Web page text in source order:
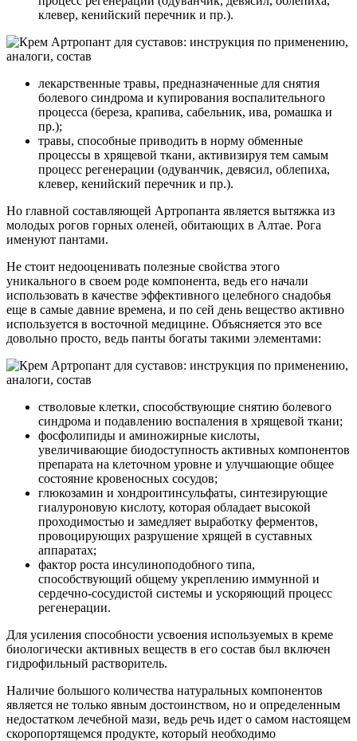
клевер, кенийский перечник и пр.).
лекарственные травы, предназначенные для снятия
болевого синдрома и купирования воспалительного
процесса (береза, крапива, сабельник, ива, ромашка и
пр.);
травы, способные приводить в норму обменные
процессы в хрящевой ткани, активизируя тем самым
процесс регенерации (одуванчик, девясил, облепиха,
клевер, кенийский перечник и пр.).
Но главной составляющей Артропанта является вытяжка из
молодых рогов горных оленей, обитающих в Алтае. Рога
именуют пантами.
Не стоит недооценивать полезные свойства этого
уникального в своем роде компонента, ведь его начали
использовать в качестве эффективного целебного снадобья
еще в самые давние времена, и по сей день вещество активно
используется в восточной медицине. Объясняется это все
довольно просто, ведь панты богаты такими элементами:
стволовые клетки, способствующие снятию болевого
синдрома и подавлению воспаления в хрящевой ткани;
фосфолипиды и аминожирные кислоты,
увеличивающие биодоступность активных компонентов
препарата на клеточном уровне и улучшающие общее
состояние кровеносных сосудов;
глюкозамин и хондроитинсульфаты, синтезирующие
гиалуроновую кислоту, которая обладает высокой
проходимостью и замедляет выработку ферментов,
провоцирующих разрушение хрящей в суставных
аппаратах;
фактор роста инсулиноподобного типа,
способствующий общему укреплению иммунной и
сердечно-сосудистой системы и ускоряющий процесс
регенерации.
Для усиления способности усвоения используемых в креме
биологически активных веществ в его состав был включен
гидрофильный растворитель.
Наличие большого количества натуральных компонентов
является не только явным достоинством, но и определенным
недостатком лечебной мази, ведь речь идет о самом настоящем
скоропортящемся продукте, который необходимо